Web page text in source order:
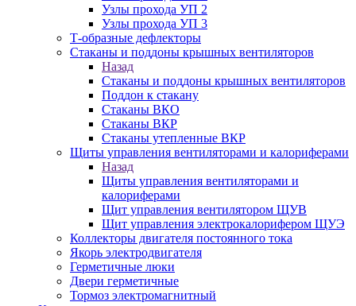
Узлы прохода УП 2
Узлы прохода УП 3
Т-образные дефлекторы
Стаканы и поддоны крышных вентиляторов
Назад
Стаканы и поддоны крышных вентиляторов
Поддон к стакану
Стаканы ВКО
Стаканы ВКР
Стаканы утепленные ВКР
Щиты управления вентиляторами и калориферами
Назад
Щиты управления вентиляторами и
калориферами
Щит управления вентилятором ЩУВ
Щит управления электрокалорифером ЩУЭ
Коллекторы двигателя постоянного тока
Якорь электродвигателя
Герметичные люки
Двери герметичные
Тормоз электромагнитный